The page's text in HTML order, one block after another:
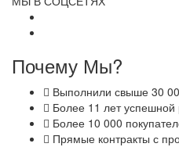
Почему Мы?
Выполнили свыше 30
Более 11 лет успешной
Более 10 000
Прямые контракты с